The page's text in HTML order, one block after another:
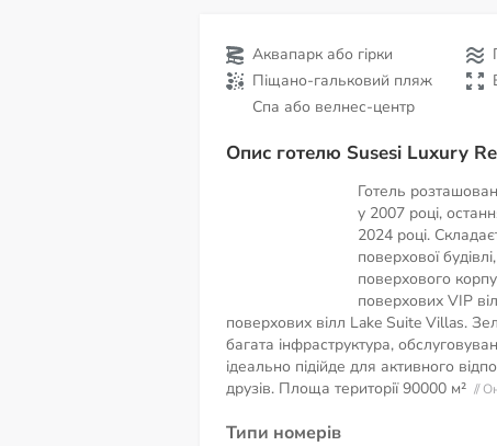
Аквапарк або гірки
Піщано-гальковий пляж
Спа або велнес-центр
Опис готелю Susesi Luxury
Готель
у 2007 році,
2024 році.
поверхової
поверхового
поверхових VIP
поверхових вілл Lake Suite Villas.
багата інфраструктура,
ідеально підійде для активного
друзів. Площа території90000 м² //
Типи номерів